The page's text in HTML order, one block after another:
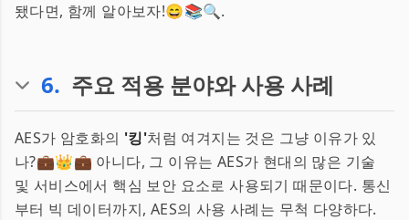
됐다면, 함께 알아보자!😄📚🔍.
6. 주요 적용 분야와 사용 사례
AES가 암호화의 '킹'처럼 여겨지는 것은 그냥 이유가 있
나?💼👑💼 아니다, 그 이유는 AES가 현대의 많은 기술
및 서비스에서 핵심 보안 요소로 사용되기 때문이다. 통신
부터 빅 데이터까지, AES의 사용 사례는 무척 다양하다.